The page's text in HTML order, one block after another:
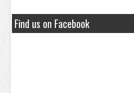
Find us on Facebook